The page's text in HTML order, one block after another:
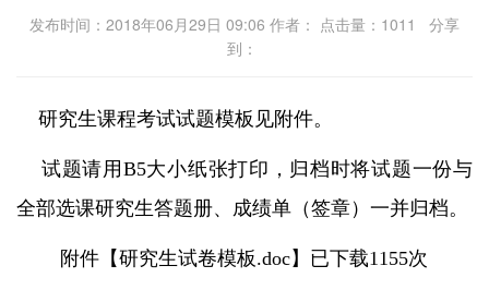
发布时间：2018年06月29日 09:06 作者： 点击量： 1011
分享
到：
研究生课程考试试题模板见附件。
试题请用B5大小纸张打印，归档时将试题一份与
全部选课研究生答题册、成绩单（签章）一并归档。
附件【研究生试卷模板.doc】已下载1155次